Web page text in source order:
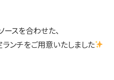
ースを合わせた、
ンチをご用意いたしました